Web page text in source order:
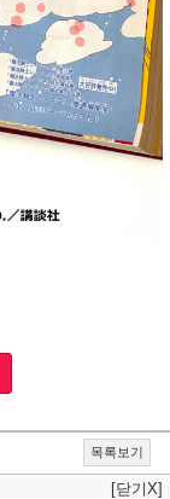
목록보기
[닫기X]